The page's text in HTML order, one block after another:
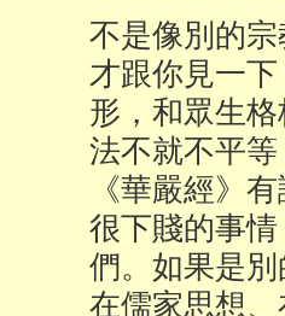
不是像別的
才跟你見一
形，和眾生
法不就不平
《華嚴經》
很下賤的事
們。如果是
在儒家思想